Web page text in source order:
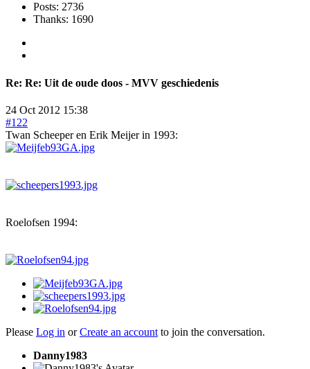
Posts: 2736
Thanks: 1690
Re: Re: Uit de oude doos - MVV geschiedenis
24 Oct 2012 15:38
#122
Twan Scheeper en Erik Meijer in 1993:
Roelofsen 1994:
Please Log in orCreate an account to join the conversation.
Danny1983